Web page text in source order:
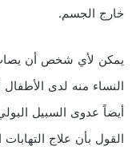
خارج الجسم.
يمكن لأي شخص أن يصاب
النساء منه لدى
أيضاً عدوى السبيل
القول بأن علاج